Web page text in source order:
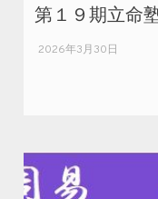
第１９期立命
2026年3月30日